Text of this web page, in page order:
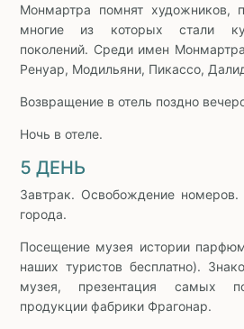
Монмартра помнят художников,
многие из которых стали
поколений. Среди имен
Ренуар, Модильяни, Пикассо,
Возвращение в отель поздно
Ночь в отеле.
5 ДЕНЬ
Завтрак. Освобождение
города.
Посещение музея истории
наших туристов бесплатно).
музея, презентация самых
продукции фабрики Фрагонар.